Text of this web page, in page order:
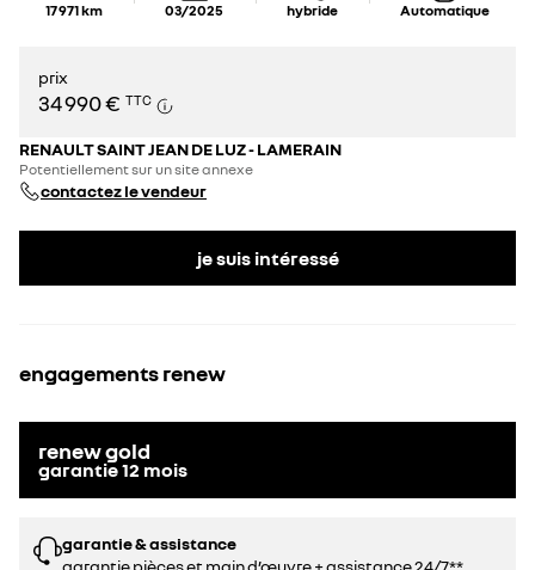
17 971km 03/2025 hybride Automatique
prix
34 990 € TTC
RENAULT SAINT JEAN DE LUZ - LAMERAIN
Potentiellement sur un site annexe
contactez le vendeur
je suis intéressé
engagements renew
renew gold
garantie12 mois
garantie & assistance
garantie pièces et main d’œuvre + assistance 24/7**